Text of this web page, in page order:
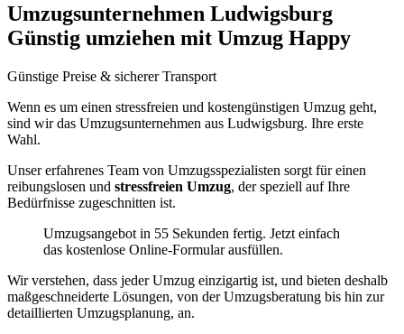
Umzugsunternehmen Ludwigsburg
Günstig umziehen mit Umzug Happy
Günstige Preise & sicherer Transport
Wenn es um einen stressfreien und kostengünstigen Umzug geht,
sind wir das Umzugsunternehmen aus Ludwigsburg. Ihre erste
Wahl.
Unser erfahrenes Team von Umzugsspezialisten sorgt für einen
reibungslosen und stressfreien Umzug, der speziell auf Ihre
Bedürfnisse zugeschnitten ist.
Umzugsangebot in 55 Sekunden fertig. Jetzt einfach
das kostenlose Online-Formular ausfüllen.
Wir verstehen, dass jeder Umzug einzigartig ist, und bieten deshalb
maßgeschneiderte Lösungen, von der Umzugsberatung bis hin zur
detaillierten Umzugsplanung, an.